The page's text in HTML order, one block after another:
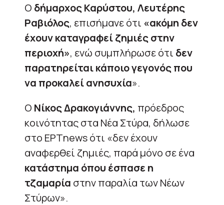
Ο δήμαρχος Καρύστου, Λευτέρης
Ραβιόλος, επισήμανε ότι «ακόμη δεν
έχουν καταγραφεί ζημιές στην
περιοχή», ενώ συμπλήρωσε ότι δεν
παρατηρείται κάποιο γεγονός που
να προκαλεί ανησυχία».
Ο Νίκος Δρακογιάννης, πρόεδρος
κοινότητας στα Νέα Στύρα, δήλωσε
στο ΕΡΤnews ότι «δεν έχουν
αναφερθεί ζημιές, παρά μόνο σε ένα
κατάστημα όπου έσπασε η
τζαμαρία στην παραλία των Νέων
Στύρων».